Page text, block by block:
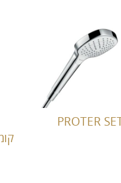
PROTER